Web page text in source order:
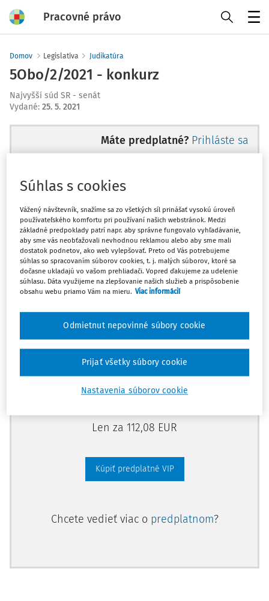
Pracovné právo
Domov Legislatíva Judikatúra
5Obo/2/2021 - konkurz
Najvyšší súd SR - senát
Vydané: 25. 5. 2021
Máte predplatné? Prihláste sa
Tento dokument je len pre
predplatiteľov VIP.
Odomknite si prístup zakúpením
predplatného.
Vďaka tomu získate aj:
Kompletný odborný obsah portálu
Všetky praktické nástroje: vzory, smart
dokumenty, knižnica
Videoškolenia
Len za 112,08 EUR
Kúpiť predplatné VIP
Chcete vedieť viac o predplatnom?
Súhlas s cookies
Vážený návštevník, snažíme sa zo všetkých síl prinášať vysokú úroveň
používateľského komfortu pri používaní našich webstránok. Medzi
základné predpoklady patrí napr. aby správne fungovalo vyhľadávanie,
aby sme vás neobťažovali nevhodnou reklamou alebo aby sme mali
dostatok podnetov, ako web vylepšovať. Preto od Vás potrebujeme
súhlas so spracovaním súborov cookies, t. j. malých súborov, ktoré sa
dočasne ukladajú vo vašom prehliadači. Vopred ďakujeme za udelenie
súhlasu. Dáta využijeme na zlepšovanie našich služieb a prispôsobenie
obsahu webu priamo Vám na mieru. Viac informácií
Nastavenia súborov cookie
Odmietnut nepovinné súbory cookie
Prijať všetky súbory cookie